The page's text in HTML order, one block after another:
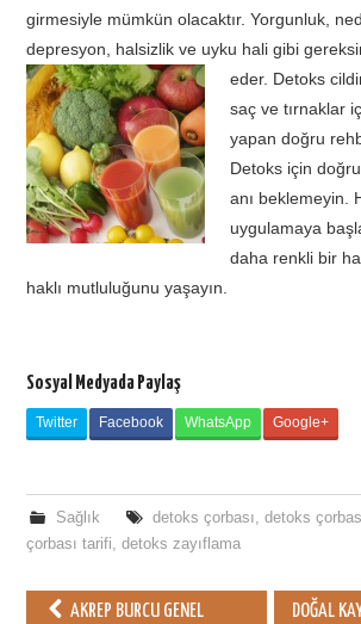
girmesiyle mümkün olacaktır. Yorgunluk,
depresyon, halsizlik ve uyku hali gibi
eder. Detoks
saç ve tırnaklar
yapan doğru
Detoks için
anı beklemeyin.
uygulamaya
daha renkli bir
haklı mutluluğunu yaşayın.
Sosyal Medyada Paylaş
Twitter Facebook WhatsApp Google+
Sağlık detoks çorbası, detoks
çorbası tarifi,detoks zayıflama
AKREP BURCU GENEL DOĞAL